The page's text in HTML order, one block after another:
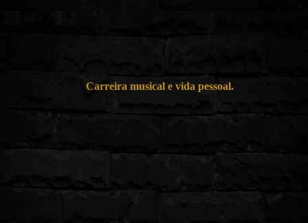
Carreira musical e vida pessoal.